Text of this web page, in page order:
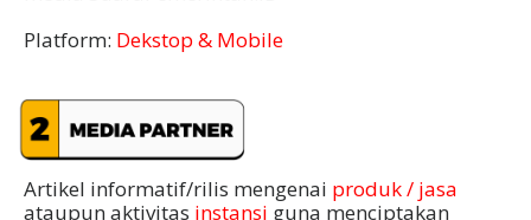
Platform: Dekstop & Mobile
Artikel informatif/rilis mengenai produk / jasa
ataupun aktivitas instansi guna menciptakan